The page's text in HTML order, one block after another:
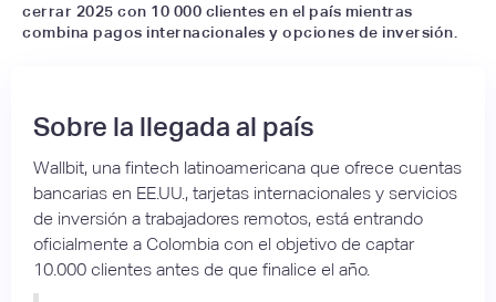
cerrar 2025 con 10 000 clientes en el país mientras
combina pagos internacionales y opciones de inversión.
Sobre la llegada al país
Wallbit, una fintech latinoamericana que ofrece cuentas
bancarias en EE.UU., tarjetas internacionales y servicios
de inversión a trabajadores remotos, está entrando
oficialmente a Colombia con el objetivo de captar
10.000 clientes antes de que finalice el año.